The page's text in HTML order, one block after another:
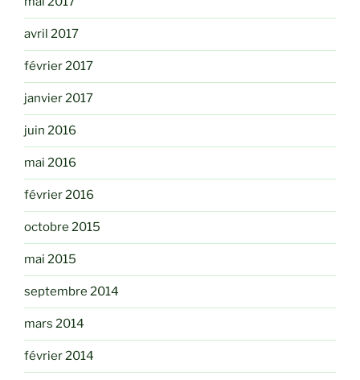
avril 2017
février 2017
janvier 2017
juin 2016
mai 2016
février 2016
octobre 2015
mai 2015
septembre 2014
mars 2014
février 2014